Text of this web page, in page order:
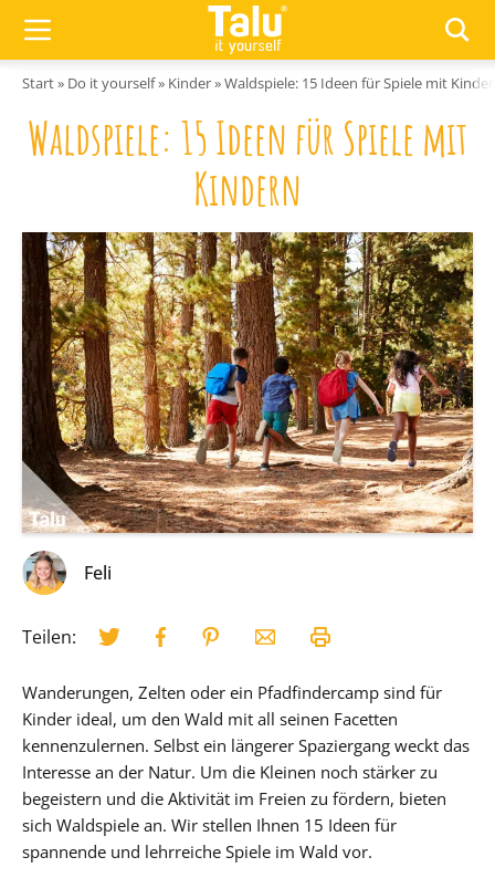
Start» Do it yourself» Kinder»Waldspiele: 15 Ideen für Spiele mit
Waldspiele: 15 Ideen für Spiele mit
Kindern
Feli
Teilen:
Wanderungen, Zelten oder ein Pfadfindercamp sind für
Kinder ideal, um den Wald mit all seinen Facetten
kennenzulernen. Selbst ein längerer Spaziergang weckt das
Interesse an der Natur. Um die Kleinen noch stärker zu
begeistern und die Aktivität im Freien zu fördern, bieten
sich Waldspiele an. Wir stellen Ihnen 15 Ideen für
spannende und lehrreiche Spiele im Wald vor.